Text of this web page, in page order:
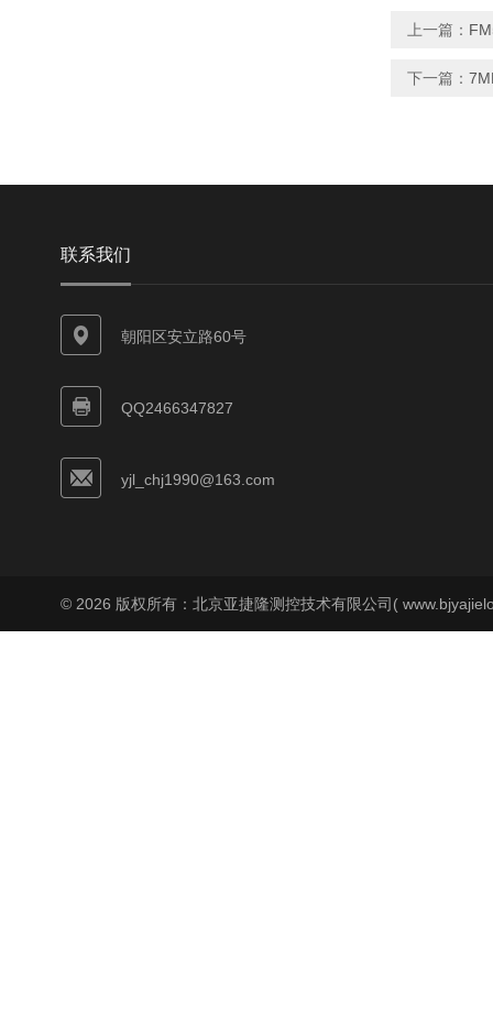
上一篇：
下一篇：
联系我们
朝阳区安立路60号
QQ2466347827
yjl_chj1990@163.com
© 2026 版权所有：北京亚捷隆测控技术有限公司(